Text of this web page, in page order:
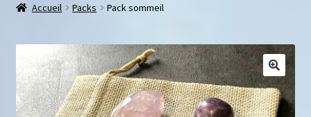
Galets pouce anti-stress
Pendentifs sifflet et fioles
Accueil Packs Pack sommeil